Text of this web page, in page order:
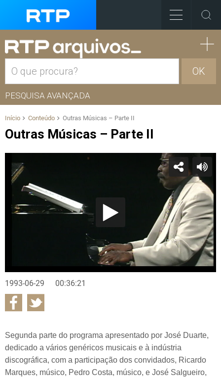
OK
PESQUISA AVANÇADA
Início Conteúdo Outras Músicas – Parte II
Outras Músicas – Parte II
1993-06-29 00:36:21
Segunda parte do programa apresentado por José Duarte,
dedicado a vários genéricos musicais e à indústria
discográfica, com a participação dos convidados, Ricardo
Marques, músico, Pedro Costa, músico, e José Salgueiro,